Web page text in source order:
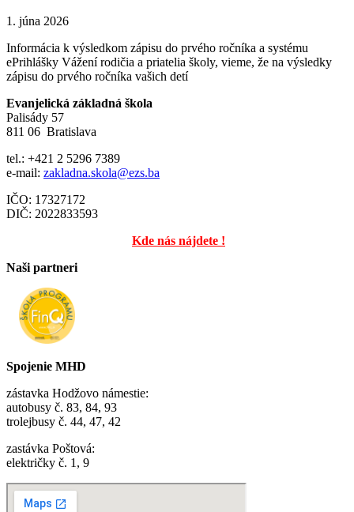
1. júna 2026
Informácia k výsledkom zápisu do prvého ročníka a systému
ePrihlášky Vážení rodičia a priatelia školy, vieme, že na výsledky
zápisu do prvého ročníka vašich detí
Evanjelická základná škola
Palisády 57
811 06 Bratislava
tel.: +421 2 5296 7389
e-mail: zakladna.skola@ezs.ba
IČO: 17327172
DIČ: 2022833593
Kde nás nájdete !
Naši partneri
Spojenie MHD
zástavka Hodžovo námestie:
autobusy č. 83, 84, 93
trolejbusy č. 44, 47, 42
zastávka Poštová:
električky č. 1, 9